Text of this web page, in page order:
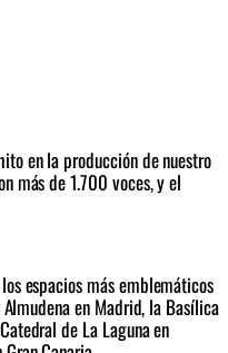
que se une a voces
Hakuna y TUYO. de la
en la producción de nuestro
más de 1.700 voces, y el
espacios más emblemáticos
en Madrid, la Basílica
de La Laguna en